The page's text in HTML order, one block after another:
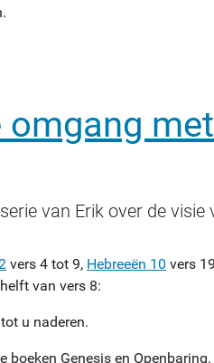
van Erik over de visie
vers 4 tot 9, Hebreeën 10 vers
van vers 8:
u naderen.
boeken Genesis en